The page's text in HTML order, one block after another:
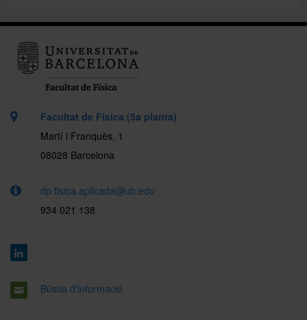
Facultat de Física (5a planta)
Martí i Franquès, 1
08028 Barcelona
dp.fisica.aplicada@ub.edu
934 021 138
Bústia d'informació